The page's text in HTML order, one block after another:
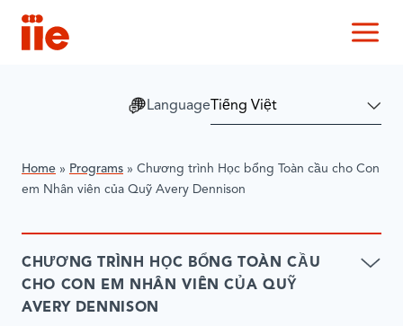
IIE
Language
Home » Programs » Chương trình Học bổng Toàn cầu cho Con
em Nhân viên của Quỹ Avery Dennison
CHƯƠNG TRÌNH HỌC BỔNG TOÀN CẦU
CHO CON EM NHÂN VIÊN CỦA QUỸ
AVERY DENNISON